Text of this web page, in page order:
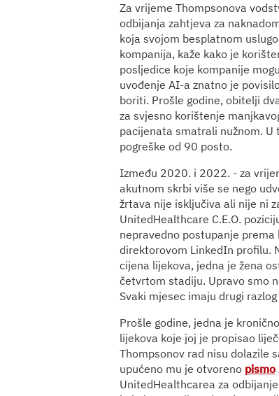
Za vrijeme Thompsonova
odbijanja zahtjeva za
koja svojom besplatnom
kompanija, kaže kako je
posljedice koje kompanije
uvođenje AI-a znatno je
boriti. Prošle godine, obitelji
za svjesno korištenje
pacijenata smatrali nužnom.
pogreške od 90 posto.
Između 2020. i 2022. - za
akutnom skrbi više se nego
žrtava nije isključiva ali nije ni
UnitedHealthcare C.E.O.
nepravedno postupanje
direktorovom LinkedIn profilu.
cijena lijekova, jedna je žena
četvrtom stadiju. Upravo smo
Svaki mjesec imaju drugi
Prošle godine, jedna je
lijekova koje joj je propisao
Thompsonov rad nisu dolazile
upućeno mu je otvoreno pismo
UnitedHealthcarea za